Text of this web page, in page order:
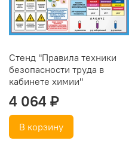
Стенд "Правила техники
безопасности труда в
кабинете химии"
4 064 ₽
В корзину